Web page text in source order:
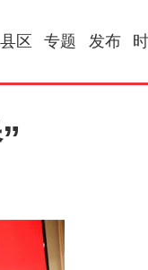
县区 专题 发布